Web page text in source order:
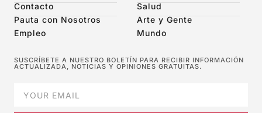
Contacto
Pauta con Nosotros
Empleo
Salud
Arte y Gente
Mundo
SUSCRÍBETE A NUESTRO BOLETÍN PARA RECIBIR INFORMACIÓN
ACTUALIZADA, NOTICIAS Y OPINIONES GRATUITAS.